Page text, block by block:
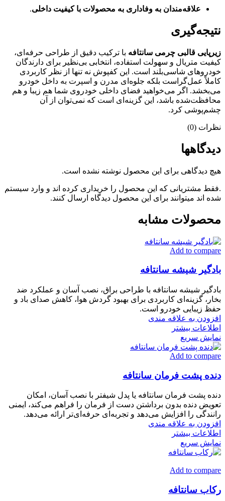
علاقه‌مندان به وفاداری به محصولات با کیفیت داخلی.
نتیجه‌گیری
زیرپایی قالبی چرمی سانتافه با ترکیب دقیق از طراحی حرفه‌ای،
کیفیت متریال و سهولت استفاده، انتخابی بی‌نظیر برای دارندگان
خودروهای شاسی‌بلند است. این کفپوش نه تنها از نظر کاربردی
کاملاً عمل‌گراست بلکه جلوه‌ای مدرن و اسپرت به داخل خودرو
می‌بخشد. اگر می‌خواهید فضای داخلی خودروی شما هم زیبا و هم
محافظت‌شده باشد، این گزینه‌ای است که نمی‌توان از آن
چشم‌پوشی کرد.
نظرات (0)
دیدگاهها
هیچ دیدگاهی برای این محصول نوشته نشده است.
.فقط مشتریانی که این محصول را خریداری کرده اند و وارد سیستم
شده اند میتوانند برای این محصول دیدگاه ارسال کنند.
محصولات مشابه
Add to compare
بادگیر شیشه سانتافه
بادگیر شیشه سانتافه با طراحی براق، نصب آسان و عملکرد ضد
بخار، گزینه‌ای کاربردی برای بهبود گردش هوا، کاهش صدای باد و
حفظ زیبایی خودرو است.
افزودن به علاقه مندی
اطلاعات بیشتر
نمایش سریع
Add to compare
دنده پشت فرمان سانتافه
دنده پشت فرمان سانتافه یا پدل شیفتر با نصب آسان، امکان
تعویض دنده بدون برداشتن دست از فرمان را فراهم می‌کند، ایمنی
رانندگی را افزایش می‌دهد و تجربه‌ای حرفه‌ای‌تر ارائه می‌دهد.
افزودن به علاقه مندی
اطلاعات بیشتر
نمایش سریع
Add to compare
رکاب سانتافه